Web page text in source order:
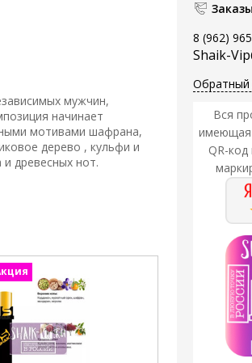
8 (962)
Shaik-
Обратный
Вся
имеющая
QR-
мужчин,
начинает
мотивами шафрана,
дерево , кульфи и
древесных нот.